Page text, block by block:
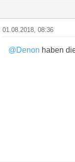
01.08.2018, 08:36
@Denon haben